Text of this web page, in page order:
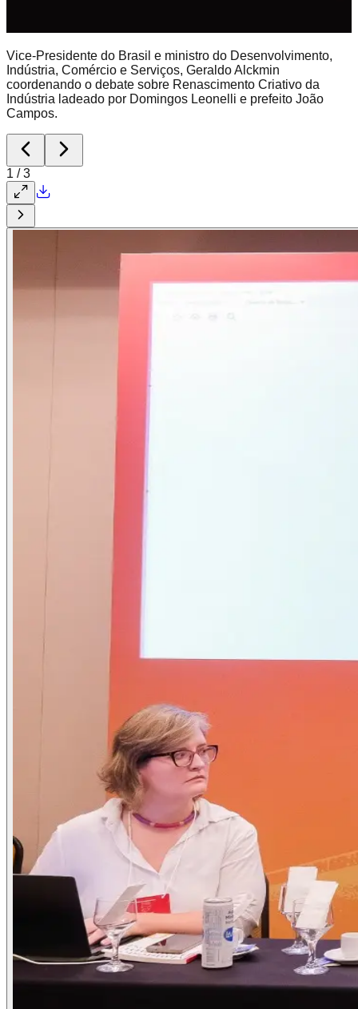
Vice-Presidente do Brasil e ministro do Desenvolvimento,
Indústria, Comércio e Serviços, Geraldo Alckmin
coordenando o debate sobre Renascimento Criativo da
Indústria ladeado por Domingos Leonelli e prefeito João
Campos.
1 / 3